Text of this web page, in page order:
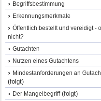
Begriffsbestimmung
Erkennungsmerkmale
Öffentlich bestellt und vereidigt -
nicht?
Gutachten
Nutzen eines Gutachtens
Mindestanforderungen an
(folgt)
Der Mangelbegriff(folgt)